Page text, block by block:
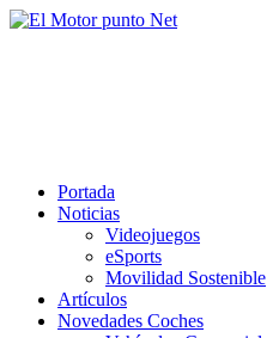
Saltar
Portada
Noticias
Videojuegos
eSports
Movilidad Sostenible
Artículos
Novedades Coches